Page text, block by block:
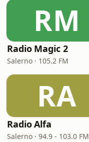
RM
Radio Magic 2
Salerno · 105.2 FM
RA
Radio Alfa
Salerno · 94.9 - 103.0 FM